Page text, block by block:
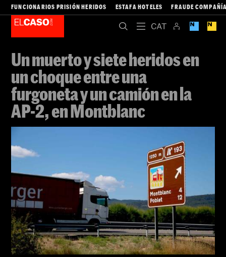
FUNCIONARIOS PRISIÓN HERIDOS ESTAFA HOTELES FRAUDE
Un muerto y siete heridos en
un choque entre una
furgoneta y un camión en la
AP-2, en Montblanc